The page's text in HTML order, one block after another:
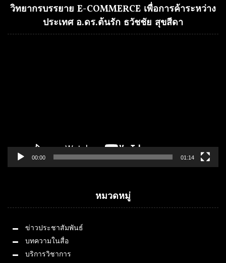
วิทยากรบรรยาย E-COMMERCE เพื่อการค้าระหว่าง
ประเทศ อ.ดร.ต้นรัก ธวัชชัย สุขสีดา
00:00 01:14
หมวดหมู่
ข่าวประชาสัมพันธ์
บทความในสื่อ
บริการวิชาการ